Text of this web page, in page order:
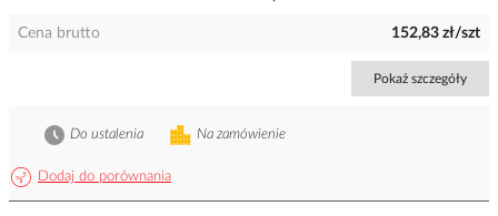
Cena brutto 152,83 zł/szt
Pokaż szczegóły
Dodaj do porównania
Na zamówienie
Do ustalenia